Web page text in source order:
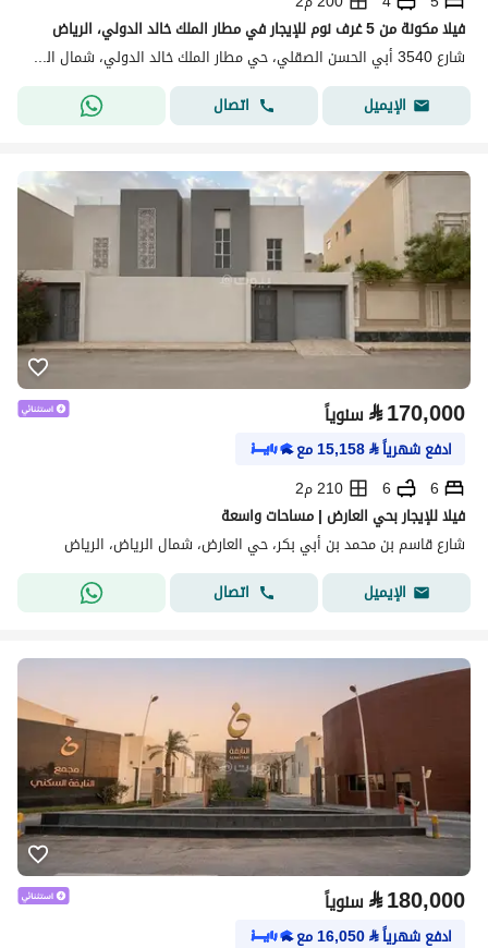
فيلا مكونة من 5 غرف نوم للإيجار في مطار الملك خالد الدولي، الرياض
شارع 3540 أبي الحسن الصقلي، حي مطار الملك خالد الدولي، شمال الرياض، الرياض
الإيميل
اتصال
⃁170,000 سنوياً
ادفع شهرياً⃁
15,158مع
6
6
210 م2
فيلا للإيجار بحي العارض | مساحات واسعة
شارع قاسم بن محمد بن أبي بكر، حي العارض، شمال الرياض، الرياض
الإيميل
اتصال
⃁180,000 سنوياً
ادفع شهرياً⃁
16,050مع